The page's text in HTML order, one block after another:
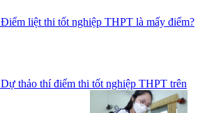
Điểm liệt thi tốt nghiệp THPT là mấy điểm?
Dự thảo thí điểm thi tốt nghiệp THPT trên